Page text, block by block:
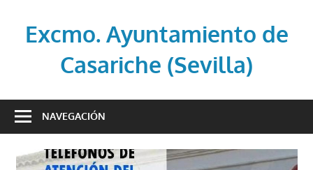
contenidoExcmo. Ayuntamiento de
Casariche (Sevilla)
oficial
Ayuntamiento
de
NAVEGACIÓN